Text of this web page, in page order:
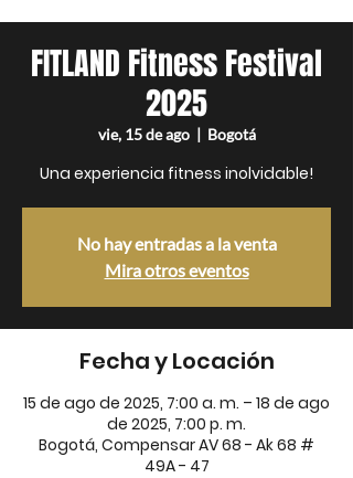
FITLAND Fitness Festival
2025
vie, 15 de ago
  |
Bogotá
Una experiencia fitness inolvidable!
No hay entradas a la venta
Mira otros eventos
Fecha y Locación
15 de ago de 2025, 7:00 a. m. – 18 de ago
de 2025, 7:00 p. m.
Bogotá, Compensar AV 68 - Ak 68 #
49A - 47